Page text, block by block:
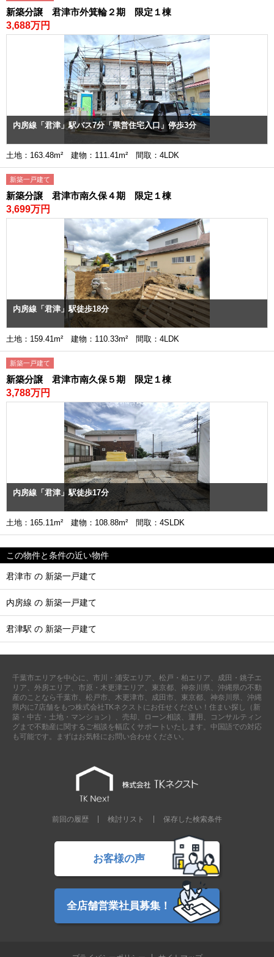
新築分譲 君津市外箕輪２期 限定１棟
3,688万円
内房線「君津」駅バス7分「県営住宅入口」停歩3分
土地：163.48m² 建物：111.41m² 間取：4LDK
新築一戸建て
新築分譲 君津市南久保４期 限定１棟
3,699万円
内房線「君津」駅徒歩18分
土地：159.41m² 建物：110.33m² 間取：4LDK
新築一戸建て
新築分譲 君津市南久保５期 限定１棟
3,788万円
内房線「君津」駅徒歩17分
土地：165.11m² 建物：108.88m² 間取：4SLDK
この物件と条件の近い物件
君津市 の 新築一戸建て
内房線 の 新築一戸建て
君津駅 の 新築一戸建て
千葉市エリアを中心に、市川・浦安エリア、松戸・柏エリア、成田・銚子エ
リア、外房エリア、市原・木更津エリア、東京都、神奈川県、沖縄県の不動
産のことなら千葉市、松戸市、木更津市、成田市、東京都、神奈川県、沖縄
県内に7店舗をもつ株式会社TKネクストにお任せください！住まい探し（新
築・中古・土地・マンション）、売却、ローン相談、運用、コンサルティン
グまで不動産に関するご相談を幅広くサポートいたします。中国語での対応
も可能です。まずはお気軽にお問い合わせください。
前回の履歴 検討リスト 保存した検索条件
お客様の声
全店舗営業社員募集！